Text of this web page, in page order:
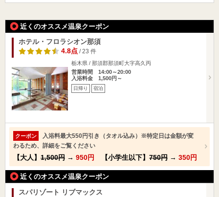
近くのオススメ温泉クーポン
ホテル・フロラシオン那須
4.8点/ 23 件
栃木県 / 那須郡那須町大字高久丙
営業時間 14:00～20:00
入浴料金 1,500円～
日帰り 宿泊
クーポン
入浴料最大550円引き（タオル込み）※特定日は金額が変
わるため、詳細をご覧ください
【大人】 1,500円 → 950円 【小学生以下】 750円 → 350円
近くのオススメ温泉クーポン
スパリゾート リブマックス